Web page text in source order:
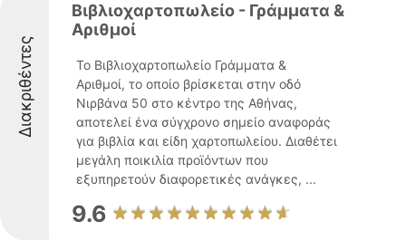
Διακριθέντες
Βιβλιοχαρτοπωλείο - Γράμματα &
Αριθμοί
Το Βιβλιοχαρτοπωλείο Γράμματα &
Αριθμοί, το οποίο βρίσκεται στην οδό
Νιρβάνα 50 στο κέντρο της Αθήνας,
αποτελεί ένα σύγχρονο σημείο αναφοράς
για βιβλία και είδη χαρτοπωλείου. Διαθέτει
μεγάλη ποικιλία προϊόντων που
εξυπηρετούν διαφορετικές ανάγκες, ...
9.6